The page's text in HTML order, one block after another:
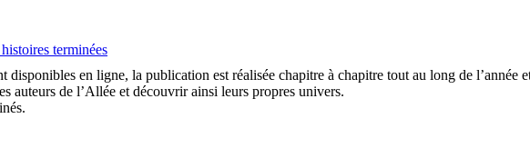
terminées
disponibles en ligne, la publication est réalisée chapitre à chapitre tout au long de l’année
auteurs de l’Allée et découvrir ainsi leurs propres univers.